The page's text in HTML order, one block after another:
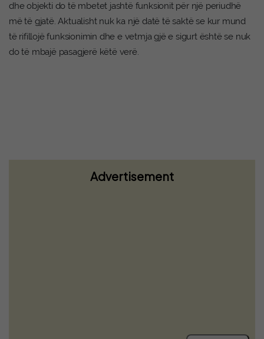
dhe objekti do të mbetet jashtë funksionit për një periudhë
më të gjatë. Aktualisht nuk ka një datë të saktë se kur mund
të rifillojë funksionimin dhe e vetmja gjë e sigurt është se nuk
do të mbajë pasagjerë këtë verë.
Advertisement